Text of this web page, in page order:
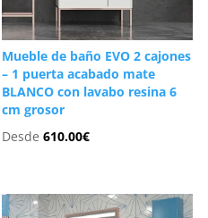
Mueble de baño EVO 2 cajones
– 1 puerta acabado mate
BLANCO con lavabo resina 6
cm grosor
Desde610.00€